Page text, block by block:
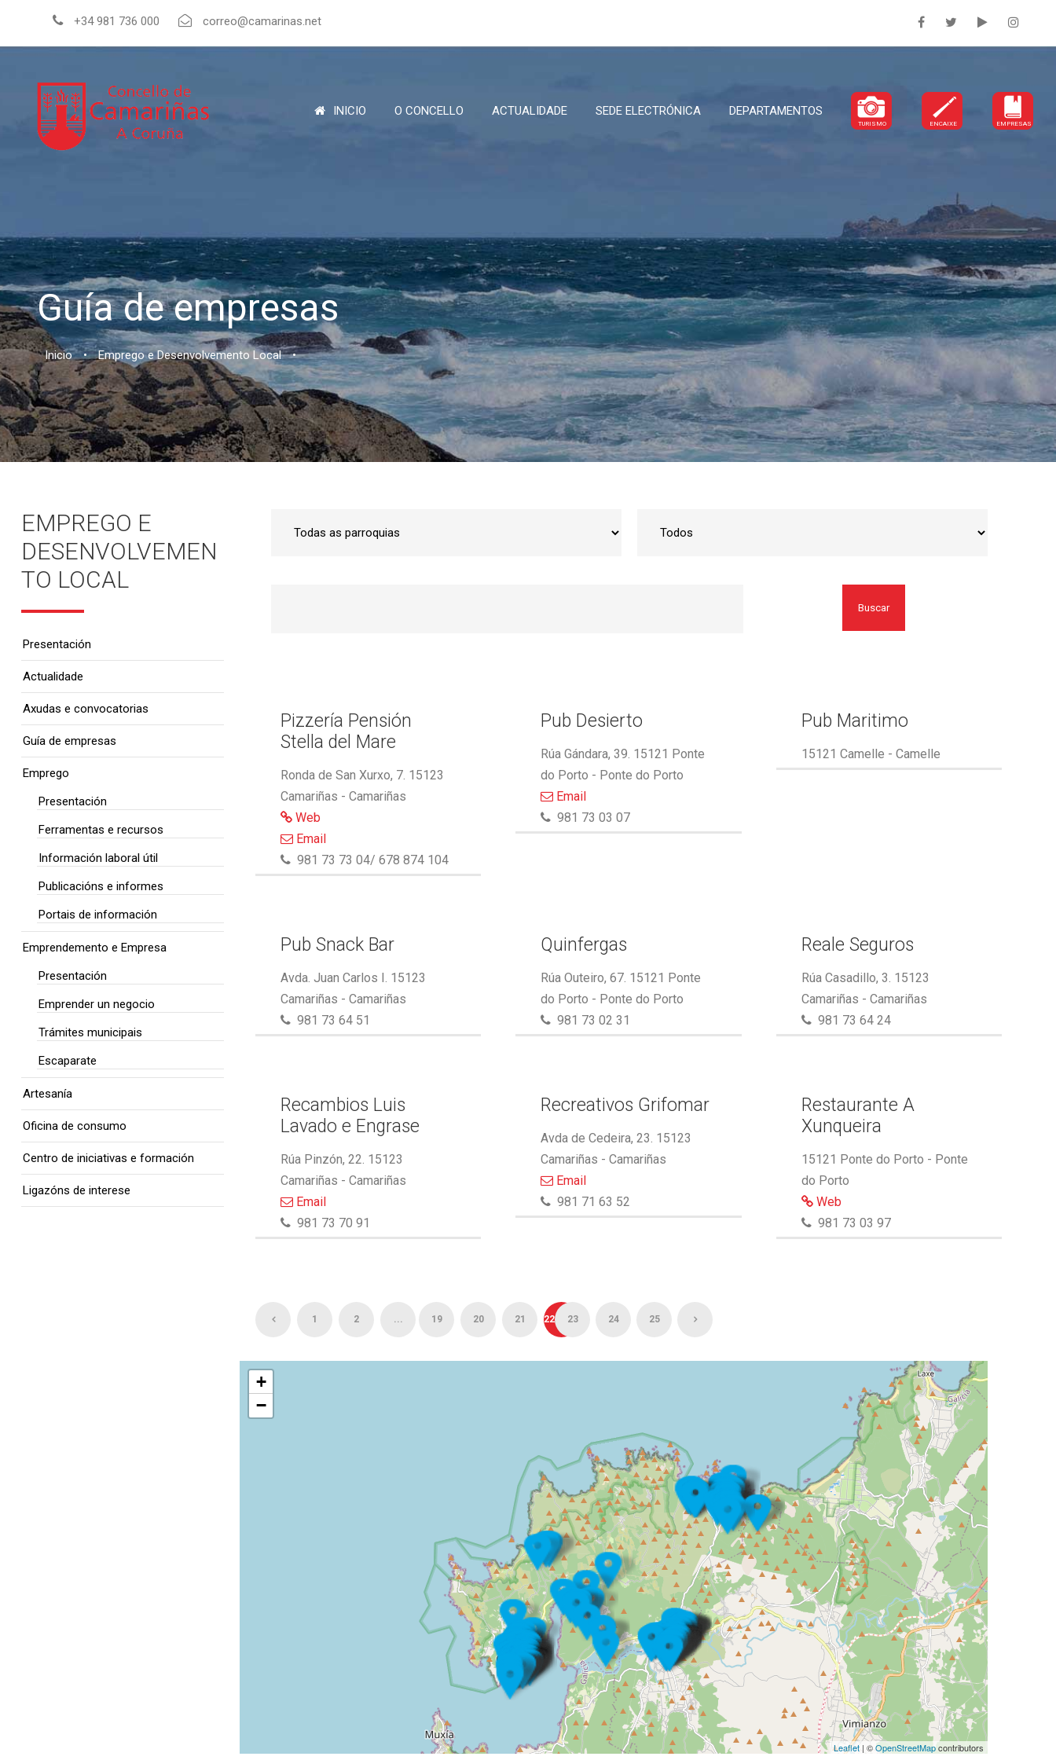
+34 981 736 000 correo@camarinas.net
INICIO O CONCELLO ACTUALIDADE SEDE ELECTRÓNICA DEPARTAMENTOS
TURISMO ENCAIXE EMPRESAS
Guía de empresas
Inicio • Emprego e Desenvolvemento Local •
Buscar
Pizzería Pensión
Stella del Mare
Ronda de San Xurxo, 7. 15123
Camariñas - Camariñas
Web
Email
981 73 73 04/ 678 874 104
Pub Desierto
Rúa Gándara, 39. 15121 Ponte
do Porto - Ponte do Porto
Email
981 73 03 07
Pub Maritimo
15121 Camelle - Camelle
Pub Snack Bar
Avda. Juan Carlos I. 15123
Camariñas - Camariñas
981 73 64 51
Quinfergas
Rúa Outeiro, 67. 15121 Ponte
do Porto - Ponte do Porto
981 73 02 31
Reale Seguros
Rúa Casadillo, 3. 15123
Camariñas - Camariñas
981 73 64 24
Recambios Luis
Lavado e Engrase
Rúa Pinzón, 22. 15123
Camariñas - Camariñas
Email
981 73 70 91
Recreativos Grifomar
Avda de Cedeira, 23. 15123
Camariñas - Camariñas
Email
981 71 63 52
Restaurante A
Xunqueira
15121 Ponte do Porto - Ponte
do Porto
Web
981 73 03 97
1 2 ... 19 20 21 22 23 24 25
+
−
Leaflet | ©OpenStreetMapcontributors
EMPREGO E
DESENVOLVEMEN
TO LOCAL
Presentación
Actualidade
Axudas e convocatorias
Guía de empresas
Emprego
Presentación
Ferramentas e recursos
Información laboral útil
Publicacións e informes
Portais de información
Emprendemento e Empresa
Presentación
Emprender un negocio
Trámites municipais
Escaparate
Artesanía
Oficina de consumo
Centro de iniciativas e formación
Ligazóns de interese